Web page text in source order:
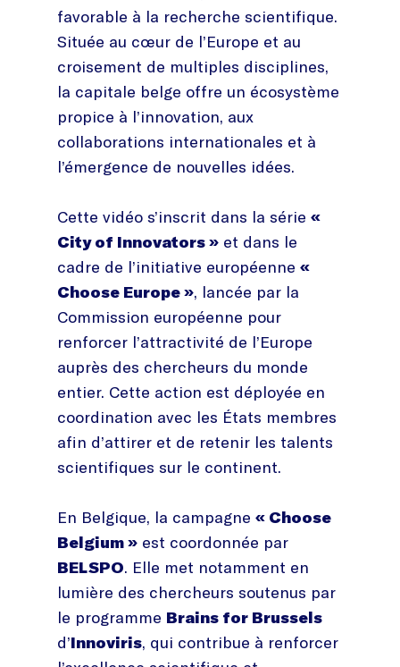
favorable à la recherche scientifique.
Située au cœur de l’Europe et au
croisement de multiples disciplines,
la capitale belge offre un écosystème
propice à l’innovation, aux
collaborations internationales et à
l’émergence de nouvelles idées.
Cette vidéo s’inscrit dans la série «
City of Innovators » et dans le
cadre de l’initiative européenne «
Choose Europe », lancée par la
Commission européenne pour
renforcer l’attractivité de l’Europe
auprès des chercheurs du monde
entier. Cette action est déployée en
coordination avec les États membres
afin d’attirer et de retenir les talents
scientifiques sur le continent.
En Belgique, la campagne « Choose
Belgium » est coordonnée par
BELSPO. Elle met notamment en
lumière des chercheurs soutenus par
le programme Brains for Brussels
d’Innoviris, qui contribue à renforcer